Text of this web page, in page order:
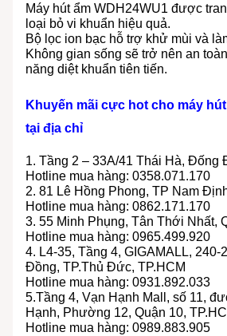
Máy hút ẩm WDH24WU1 được
loại bỏ vi khuẩn hiệu quả.
Bộ lọc ion bạc hỗ trợ khử mùi và
Không gian sống sẽ trở nên an
năng diệt khuẩn tiên tiến.
Khuyến mãi cực hot cho máy hút
tại địa chỉ
1. Tầng 2 – 33A/41 Thái Hà, Đống
Hotline mua hàng: 0358.071.170
2. 81 Lê Hồng Phong, TP Nam
Hotline mua hàng: 0862.171.170
3. 55 Minh Phụng, Tân Thới Nhất,
Hotline mua hàng: 0965.499.920
4. L4-35, Tầng 4, GIGAMALL, 240-
Đồng, TP.Thủ Đức, TP.HCM
Hotline mua hàng: 0931.892.033
5.Tầng 4, Vạn Hạnh Mall, số 11,
Hạnh, Phường 12, Quận 10,
Hotline mua hàng: 0989.883.905